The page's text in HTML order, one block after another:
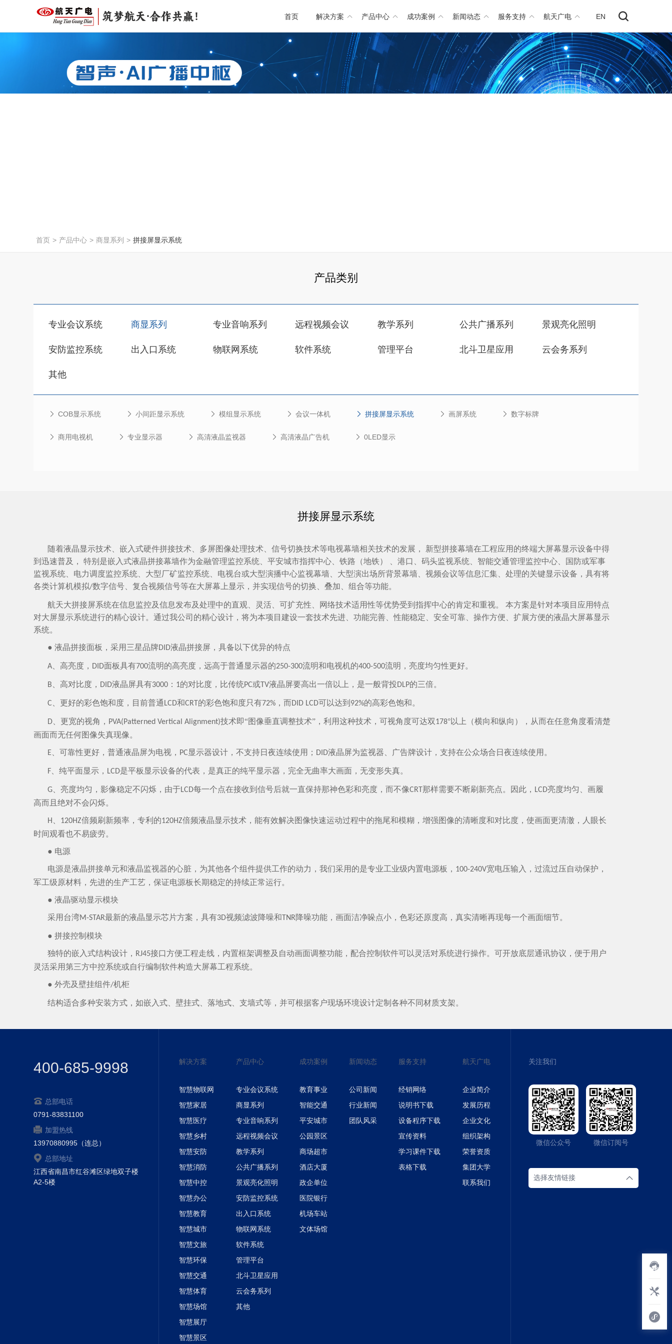
首页 解决方案 产品中心 成功案例 新闻动态 服务支持 航天广电 EN
首页 > 产品中心 > 商显系列 > 拼接屏显示系统
产品类别
专业会议系统 商显系列 专业音响系列 远程视频会议 教学系列 公共广播系列 景观亮化照明
安防监控系统 出入口系统 物联网系统 软件系统 管理平台 北斗卫星应用 云会务系列
其他
COB显示系统 小间距显示系统 模组显示系统 会议一体机 拼接屏显示系统 画屏系统 数字标牌
商用电视机 专业显示器 高清液晶监视器 高清液晶广告机 0LED显示
拼接屏显示系统
随着液晶显示技术、嵌入式硬件拼接技术、多屏图像处理技术、信号切换技术等电视幕墙相关技术的发展，
新型拼接幕墙在工程应用的终端大屏幕显示设备中得
到迅速普及，
特别是嵌入式液晶拼接幕墙作为金融管理监控系统、平安城市指挥中心、铁路（地铁）
、港口、码头监视系统、智能交通管理监控中心、国防或军事
监视系统、电力调度监控系统、大型厂矿监控系统、电视台或大型演播中心监视幕墙、大型演出场所背景幕墙、视频会议等信息汇集、处理的关键显示设备，具有将
各类计算机模拟/数字信号、复合视频信号等在大屏幕上显示，并实现信号的切换、叠加、组合等功能。
航天大拼接屏系统在信息监控及信息发布及处理中的直观、灵活、可扩充性、网络技术适用性等优势受到指挥中心的肯定和重视。
本方案是针对本项目应用特点
对大屏显示系统进行的精心设计。通过我公司的精心设计，将为本项目建设一套技术先进、功能完善、性能稳定、安全可靠、操作方便、扩展方便的液晶大屏幕显示
系统。
● 液晶拼接面板，采用三星品牌DID液晶拼接屏，具备以下优异的特点
A 、高亮度， DID面板具有700流明的高亮度，远高于普通显示器的250-300流明和电视机的400-500流明，亮度均匀性更好。
B 、高对比度， DID液晶屏具有3000 ： 1的对比度，比传统PC或TV液晶屏要高出一倍以上，是一般背投DLP的三倍。
C 、更好的彩色饱和度，目前普通 LCD和CRT的彩色饱和度只有72% ，而DID LCD可以达到 92%的高彩色饱和。
D 、更宽的视角， PVA(Patterned Vertical Alignment)技术即“图像垂直调整技术”，利用这种技术，可视角度可达双178°以上（横向和纵向），从而在任意角度看清楚
画面而无任何图像失真现像。
E 、可靠性更好，普通液晶屏为电视， PC显示器设计，不支持日夜连续使用； DID液晶屏为监视器、广告牌设计，支持在公众场合日夜连续使用。
F 、纯平面显示， LCD是平板显示设备的代表，是真正的纯平显示器，完全无曲率大画面，无变形失真。
G 、亮度均匀，影像稳定不闪烁，由于LCD每一个点在接收到信号后就一直保持那神色彩和亮度，而不像CRT那样需要不断刷新亮点。因此， LCD亮度均匀、画履
高而且绝对不会闪烁。
H 120HZ倍频刷新频率，专利的120HZ倍频液晶显示技术，能有效解决图像快速运动过程中的拖尾和模糊，增强图像的清晰度和对比度，使画面更清澈，人眼长
时间观看也不易疲劳。
● 电源
电源是液晶拼接单元和液晶监视器的心脏，为其他各个组件提供工作的动力，我们采用的是专业工业级内置电源板， 100-240V宽电压输入，过流过压自动保护，
军工级原材料，先进的生产工艺，保证电源板长期稳定的持续正常运行。
● 液晶驱动显示模块
采用台湾M-STAR最新的液晶显示芯片方案，具有3D视频滤波降噪和TNR降噪功能，画面洁净哚点小，色彩还原度高，真实清晰再现每一个画面细节。
● 拼接控制模块
独特的嵌入式结构设计， RJ45接口方便工程走线，内置框架调整及自动画面调整功能，配合控制软件可以灵活对系统进行操作。可开放底层通讯协议，便于用户
灵活采用第三方中控系统或自行编制软件构造大屏幕工程系统。
● 外壳及壁挂组件/机柜
结构适合多种安装方式，如嵌入式、壁挂式、落地式、支墙式等，并可根据客户现场环境设计定制各种不同材质支架。
400-685-9998
总部电话
0791-83831100
加盟热线
13970880995（连总）
总部地址
江西省南昌市红谷滩区绿地双子楼
A2-5楼
解决方案
智慧物联网
智慧家居
智慧医疗
智慧乡村
智慧安防
智慧消防
智慧中控
智慧办公
智慧教育
智慧城市
智慧文旅
智慧环保
智慧交通
智慧体育
智慧场馆
智慧展厅
智慧景区
产品中心
专业会议系统
商显系列
专业音响系列
远程视频会议
教学系列
公共广播系列
景观亮化照明
安防监控系统
出入口系统
物联网系统
软件系统
管理平台
北斗卫星应用
云会务系列
其他
成功案例
教育事业
智能交通
平安城市
公园景区
商场超市
酒店大厦
政企单位
医院银行
机场车站
文体场馆
新闻动态
公司新闻
行业新闻
团队风采
服务支持
经销网络
说明书下载
设备程序下载
宣传资料
学习课件下载
表格下载
航天广电
企业简介
发展历程
企业文化
组织架构
荣誉资质
集团大学
联系我们
关注我们
微信公众号 微信订阅号
选择友情链接